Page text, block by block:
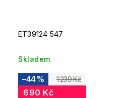
ET39124 547
Skladem
1 239 Kč
–44 %
690 Kč